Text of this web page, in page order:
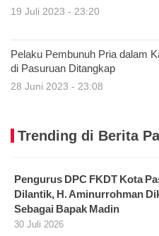
19 Juli 2023 - 23:20
Pelaku Pembunuh Pria dalam
di Pasuruan Ditangkap
28 Juni 2023 - 23:08
Trending di Berita
Pengurus DPC FKDT Kota
Dilantik, H. Aminurrohman
Sebagai Bapak Madin
30 Juli 2026